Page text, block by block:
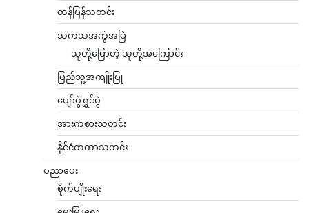
တန်ပြန်သတင်း
သကသအကွဲအပြဲ
သူတို့ပြောတဲ့ သူတို့အကြောင်း
ပြည်သူ့အကျိုးပြု
ပျော်ပွဲရွှင်ပွဲ
အားကစားသတင်း
နိုင်ငံတကာသတင်း
ပညာပေး
စိုက်ပျိုးရေး